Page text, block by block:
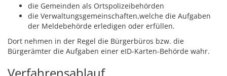
die Gemeinden als Ortspolizeibehörden
die Verwaltungsgemeinschaften,welche die Aufgaben
der Meldebehörde erledigen oder erfüllen.
Dort nehmen in der Regel die Bürgerbüros bzw. die
Bürgerämter die Aufgaben einer eID-Karten-Behörde wahr.
Verfahrensablauf